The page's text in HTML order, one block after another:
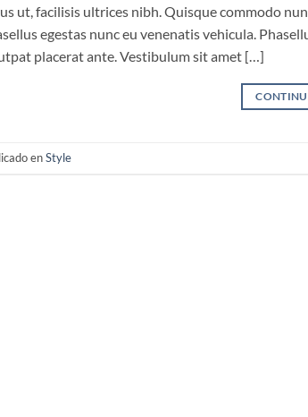
ut, facilisis ultrices nibh. Quisque commodo
egestas nunc eu venenatis vehicula.
placerat ante. Vestibulum sit amet […]
enStyle